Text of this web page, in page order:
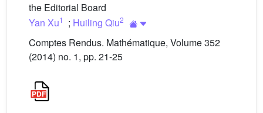
the Editorial Board
Yan Xu1 ; Huiling Qiu2
Comptes Rendus. Mathématique, Volume 352
(2014) no. 1, pp. 21-25